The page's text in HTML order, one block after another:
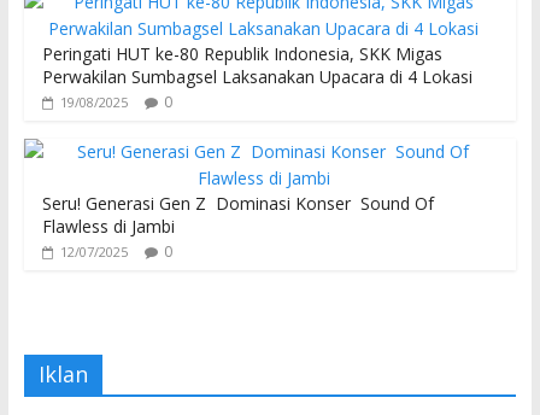
Peringati HUT ke-80 Republik Indonesia, SKK Migas
Perwakilan Sumbagsel Laksanakan Upacara di 4 Lokasi
19/08/2025 0
Seru! Generasi Gen Z Dominasi Konser Sound Of
Flawless di Jambi
12/07/2025 0
Iklan